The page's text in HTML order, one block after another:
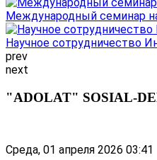
Международный семинар
Научное сотрудничество
prev
next
"ADOLAT" SOSIAL-
Среда, 01 апреля 2026 03:41